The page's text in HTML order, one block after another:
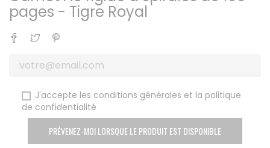
pages - Tigre Royal
Partager
Tweet
J'accepte les conditions générales et la politique
de confidentialité
PRÉVENEZ-MOI LORSQUE LE PRODUIT EST DISPONIBLE